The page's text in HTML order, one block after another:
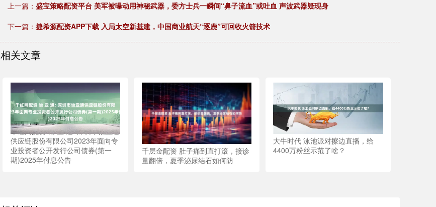
上一篇： 盛宝策略配资平台 美军被曝动用神秘武器，委方士兵一瞬间“鼻子流血”或吐血 声波武器疑现身
下一篇： 捷希源配资APP下载 入局太空新基建，中国商业航天“逐鹿”可回收火箭技术
相关文章
千红网配资 怡 亚 通: 深圳市怡亚通
供应链股份有限公司2023年面向专
业投资者公开发行公司债券(第一
期)2025年付息公告
千层金配资 肚子痛到直打滚，接诊
量翻倍，夏季泌尿结石如何防
大牛时代 泳池派对擦边直播，给
4400万粉丝示范了啥？